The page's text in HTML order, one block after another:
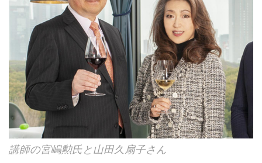
講師の宮嶋勲氏と山田久扇子さん